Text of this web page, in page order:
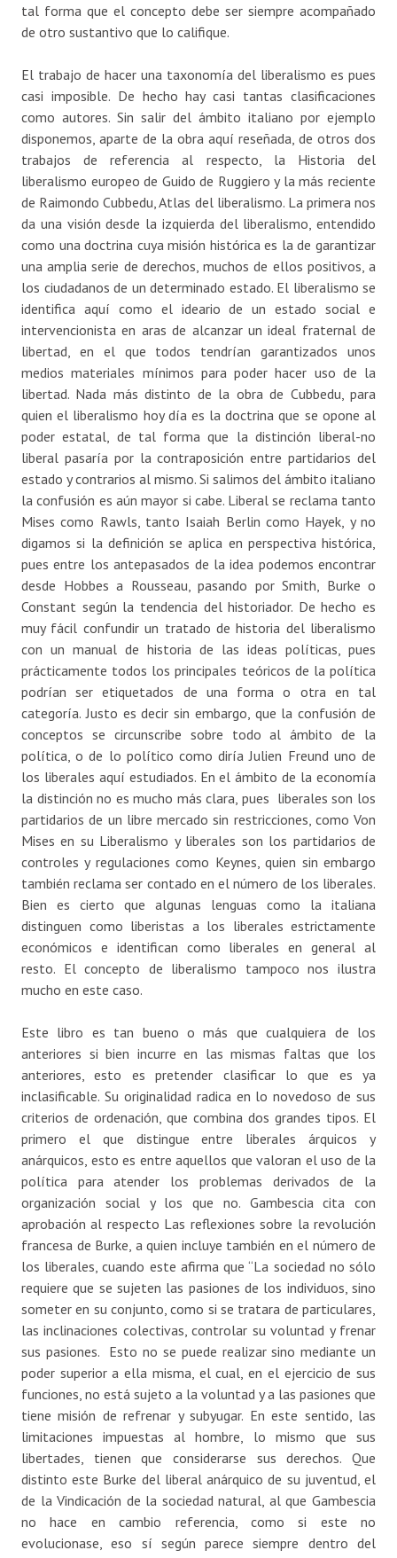
tal forma que el concepto debe ser siempre acompañado
de otro sustantivo que lo califique.
El trabajo de hacer una taxonomía del liberalismo es pues
casi imposible. De hecho hay casi tantas clasificaciones
como autores. Sin salir del ámbito italiano por ejemplo
disponemos, aparte de la obra aquí reseñada, de otros dos
trabajos de referencia al respecto, la Historia del
liberalismo europeo de Guido de Ruggiero y la más reciente
de Raimondo Cubbedu, Atlas del liberalismo. La primera nos
da una visión desde la izquierda del liberalismo, entendido
como una doctrina cuya misión histórica es la de garantizar
una amplia serie de derechos, muchos de ellos positivos, a
los ciudadanos de un determinado estado. El liberalismo se
identifica aquí como el ideario de un estado social e
intervencionista en aras de alcanzar un ideal fraternal de
libertad, en el que todos tendrían garantizados unos
medios materiales mínimos para poder hacer uso de la
libertad. Nada más distinto de la obra de Cubbedu, para
quien el liberalismo hoy día es la doctrina que se opone al
poder estatal, de tal forma que la distinción liberal-no
liberal pasaría por la contraposición entre partidarios del
estado y contrarios al mismo. Si salimos del ámbito italiano
la confusión es aún mayor si cabe. Liberal se reclama tanto
Mises como Rawls, tanto Isaiah Berlin como Hayek, y no
digamos si la definición se aplica en perspectiva histórica,
pues entre los antepasados de la idea podemos encontrar
desde Hobbes a Rousseau, pasando por Smith, Burke o
Constant según la tendencia del historiador. De hecho es
muy fácil confundir un tratado de historia del liberalismo
con un manual de historia de las ideas políticas, pues
prácticamente todos los principales teóricos de la política
podrían ser etiquetados de una forma o otra en tal
categoría. Justo es decir sin embargo, que la confusión de
conceptos se circunscribe sobre todo al ámbito de la
política, o de lo político como diría Julien Freund uno de
los liberales aquí estudiados. En el ámbito de la economía
la distinción no es mucho más clara, pues liberales son los
partidarios de un libre mercado sin restricciones, como Von
Mises en su Liberalismo y liberales son los partidarios de
controles y regulaciones como Keynes, quien sin embargo
también reclama ser contado en el número de los liberales.
Bien es cierto que algunas lenguas como la italiana
distinguen como liberistas a los liberales estrictamente
económicos e identifican como liberales en general al
resto. El concepto de liberalismo tampoco nos ilustra
mucho en este caso.
Este libro es tan bueno o más que cualquiera de los
anteriores si bien incurre en las mismas faltas que los
anteriores, esto es pretender clasificar lo que es ya
inclasificable. Su originalidad radica en lo novedoso de sus
criterios de ordenación, que combina dos grandes tipos. El
primero el que distingue entre liberales árquicos y
anárquicos, esto es entre aquellos que valoran el uso de la
política para atender los problemas derivados de la
organización social y los que no. Gambescia cita con
aprobación al respecto Las reflexiones sobre la revolución
francesa de Burke, a quien incluye también en el número de
los liberales, cuando este afirma que “La sociedad no sólo
requiere que se sujeten las pasiones de los individuos, sino
someter en su conjunto, como si se tratara de particulares,
las inclinaciones colectivas, controlar su voluntad y frenar
sus pasiones. Esto no se puede realizar sino mediante un
poder superior a ella misma, el cual, en el ejercicio de sus
funciones, no está sujeto a la voluntad y a las pasiones que
tiene misión de refrenar y subyugar. En este sentido, las
limitaciones impuestas al hombre, lo mismo que sus
libertades, tienen que considerarse sus derechos. Que
distinto este Burke del liberal anárquico de su juventud, el
de la Vindicación de la sociedad natural, al que Gambescia
no hace en cambio referencia, como si este no
evolucionase, eso sí según parece siempre dentro del